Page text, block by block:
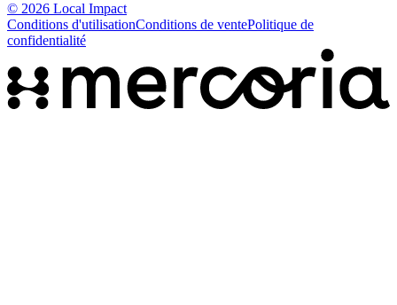
© 2026 Local Impact
Conditions d'utilisationConditions de ventePolitique de
confidentialité